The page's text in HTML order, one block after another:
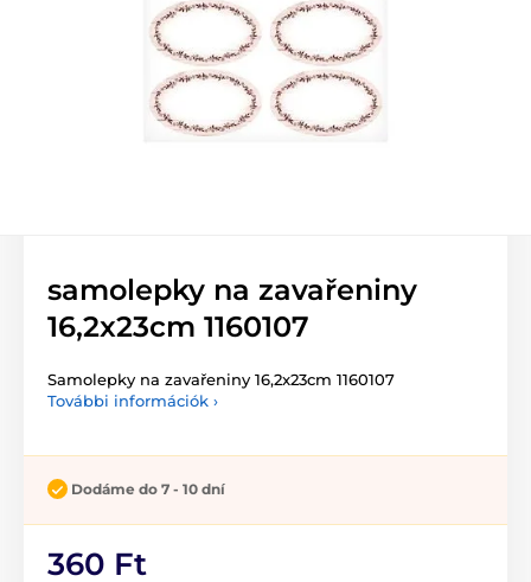
samolepky na zavařeniny
16,2x23cm 1160107
Samolepky na zavařeniny 16,2x23cm 1160107
További információk ›
Dodáme do 7 - 10 dní
360 Ft